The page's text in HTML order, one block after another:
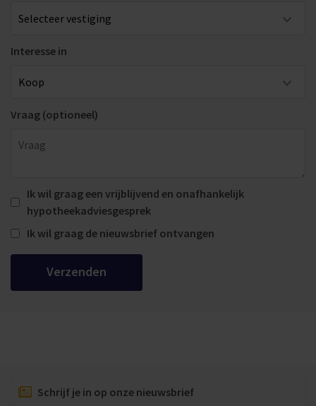
Interesse in
Vraag (optioneel)
Ik wil graag een vrijblijvend en onafhankelijk
hypotheekadviesgesprek
Ik wil graag de nieuwsbrief ontvangen
Verzenden
Schrijf je in op onze nieuwsbrief